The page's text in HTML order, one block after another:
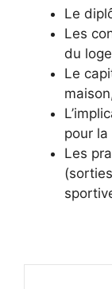
Le
Les
du
Le
pour
Les